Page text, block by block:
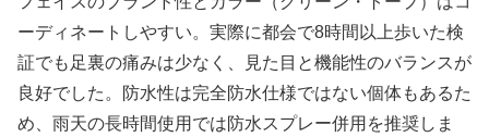
ーディネートしやすい。実際に都会で8時間以上歩いた検
証でも足裏の痛みは少なく、見た目と機能性のバランスが
良好でした。防水性は完全防水仕様ではない個体もあるた
め、雨天の長時間使用では防水スプレー併用を推奨しま